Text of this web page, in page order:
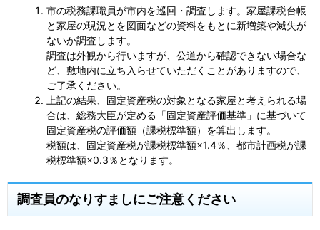
市の税務課職員が市内を巡回・調査します。家屋課税台帳
と家屋の現況とを図面などの資料をもとに新増築や滅失が
ないか調査します。
調査は外観から行いますが、公道から確認できない場合な
ど、敷地内に立ち入らせていただくことがありますので、
ご了承ください。
上記の結果、固定資産税の対象となる家屋と考えられる場
合は、総務大臣が定める「固定資産評価基準」に基づいて
固定資産税の評価額（課税標準額）を算出します。
税額は、固定資産税が課税標準額×1.4％、都市計画税が課
税標準額×0.3％となります。
調査員のなりすましにご注意ください